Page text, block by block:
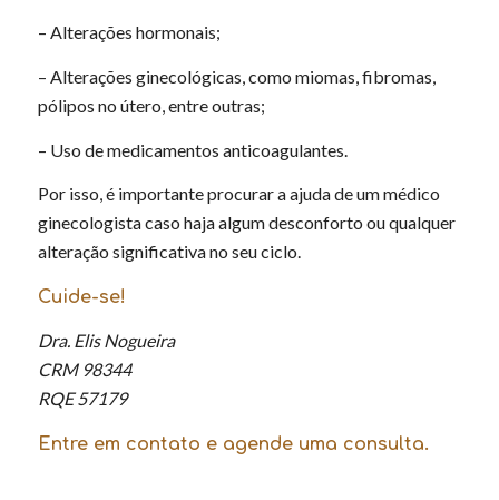
– Alterações hormonais;
– Alterações ginecológicas, como miomas, fibromas,
pólipos no útero, entre outras;
– Uso de medicamentos anticoagulantes.
Por isso, é importante procurar a ajuda de um médico
ginecologista caso haja algum desconforto ou qualquer
alteração significativa no seu ciclo.
Cuide-se!
Dra. Elis Nogueira
CRM 98344
RQE 57179
Entre em contato e agende uma consulta.